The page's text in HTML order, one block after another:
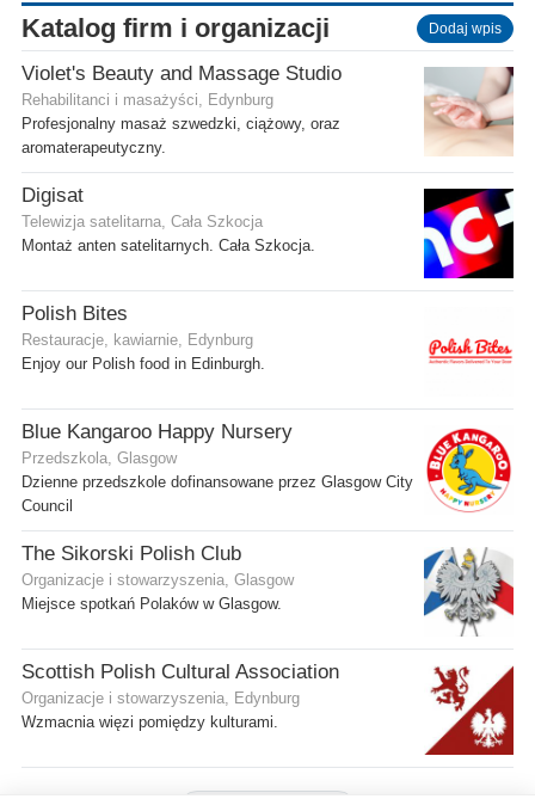
Katalog firm i organizacji Dodaj wpis
Violet's Beauty and Massage Studio
Rehabilitanci i masażyści, Edynburg
Profesjonalny masaż szwedzki, ciążowy, oraz
aromaterapeutyczny.
Digisat
Telewizja satelitarna, Cała Szkocja
Montaż anten satelitarnych. Cała Szkocja.
Polish Bites
Restauracje, kawiarnie, Edynburg
Enjoy our Polish food in Edinburgh.
Blue Kangaroo Happy Nursery
Przedszkola, Glasgow
Dzienne przedszkole dofinansowane przez Glasgow City
Council
The Sikorski Polish Club
Organizacje i stowarzyszenia, Glasgow
Miejsce spotkań Polaków w Glasgow.
Scottish Polish Cultural Association
Organizacje i stowarzyszenia, Edynburg
Wzmacnia więzi pomiędzy kulturami.